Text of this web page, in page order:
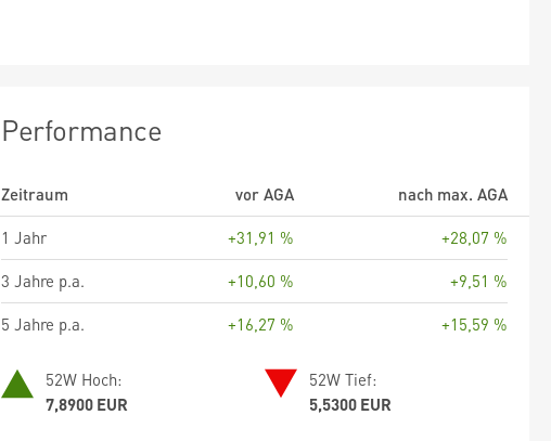
Performance
Zeitraum vor AGA
nach max. AGA
1 Jahr
+31,91 %
+28,07 %
3 Jahre p.a.
+10,60 %
+9,51 %
5 Jahre p.a.
+16,27 % +15,59 %
52W Hoch:
7,8900 EUR
52W Tief:
5,5300 EUR